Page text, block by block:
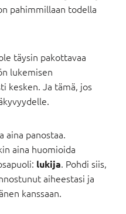
pahimmillaan todella
täysin pakottavaa
lukemisen
kesken. Ja tämä, jos
aina panostaa.
aina huomioida
lukija. Pohdi siis,
aiheestasi ja
kanssaan.